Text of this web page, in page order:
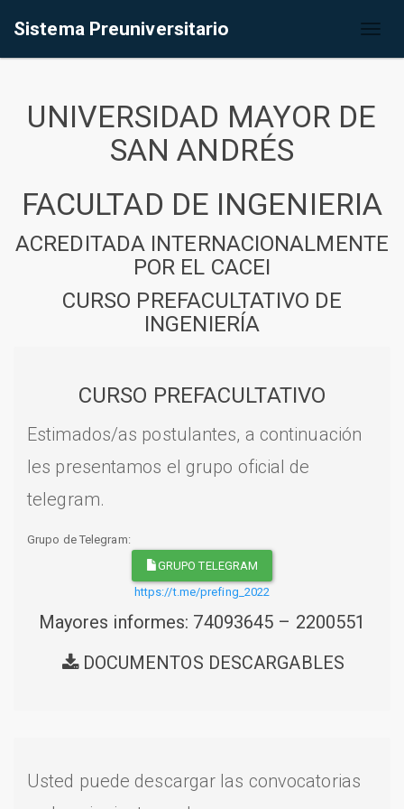
Sistema Preuniversitario
UNIVERSIDAD MAYOR DE
SAN ANDRÉS
FACULTAD DE INGENIERIA
ACREDITADA INTERNACIONALMENTE
POR EL CACEI
CURSO PREFACULTATIVO DE
INGENIERÍA
CURSO PREFACULTATIVO
Estimados/as postulantes, a continuación
les presentamos el grupo oficial de
telegram.
Grupo de Telegram:
GRUPO TELEGRAM
https://t.me/prefing_2022
Mayores informes: 74093645 – 2200551
DOCUMENTOS DESCARGABLES
Usted puede descargar las convocatorias